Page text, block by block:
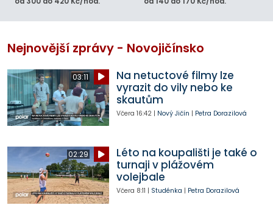
Nejnovější zprávy - Novojičínsko
03:11
Na netuctové filmy lze
vyrazit do vily nebo ke
skautům
Včera 16:42| Nový Jičín | Petra Dorazilová
02:29
Léto na koupališti je také o
turnaji v plážovém
volejbale
Včera 8:11 | Studénka | Petra Dorazilová